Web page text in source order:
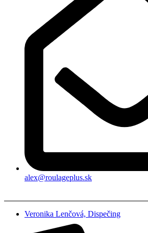
alex@roulageplus.sk
Veronika Lenčová, Dispečing